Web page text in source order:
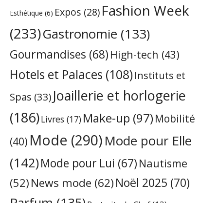
Esthétique (6) Expos (28) Fashion Week
(233)Gastronomie (133)
Gourmandises (68) High-tech (43)
Hotels et Palaces (108) Instituts et
Spas (33) Joaillerie et horlogerie
(186)Livres (17) Make-up (97) Mobilité
(40) Mode (290)Mode pour Elle
(142)Mode pour Lui (67) Nautisme
(52) News mode (62)Noël 2025 (70)